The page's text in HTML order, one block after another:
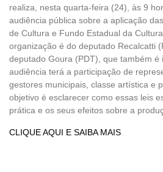
realiza, nesta quarta-feira (24), às 9
audiência pública sobre a aplicação
de Cultura e Fundo Estadual da
organização é do deputado Recalcatti
deputado Goura (PDT), que também é
audiência terá a participação de
gestores municipais, classe artística e
objetivo é esclarecer como essas leis
prática e os seus efeitos sobre a
CLIQUE AQUI E SAIBA MAIS